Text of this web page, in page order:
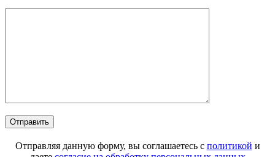
Отправляя данную форму, вы соглашаетесь с политикой и